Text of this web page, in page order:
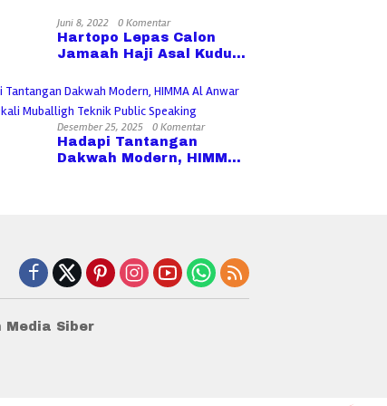
Juni 8, 2022
0 Komentar
Hartopo Lepas Calon
Jamaah Haji Asal Kudus
Desember 25, 2025
0 Komentar
Hadapi Tantangan
Dakwah Modern, HIMMA
Media Siber